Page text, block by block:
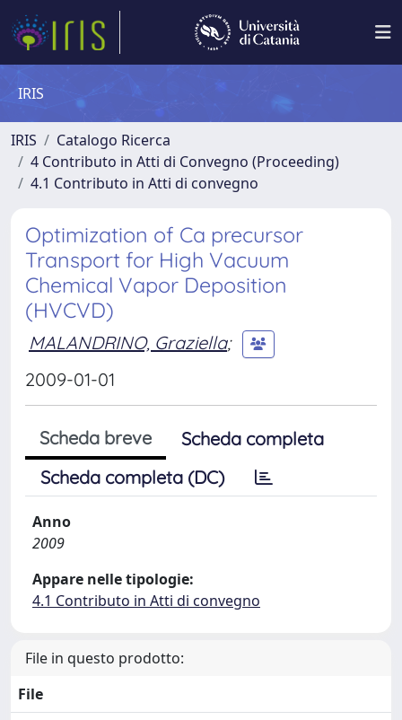
IRIS
IRIS
Catalogo Ricerca
4 Contributo in Atti di Convegno (Proceeding)
4.1 Contributo in Atti di convegno
Optimization of Ca precursor
Transport for High Vacuum
Chemical Vapor Deposition
(HVCVD)
MALANDRINO, Graziella;
2009-01-01
Scheda breve
Scheda completa
Scheda completa (DC)
Anno
2009
Appare nelle tipologie:
4.1 Contributo in Atti di convegno
File in questo prodotto:
File